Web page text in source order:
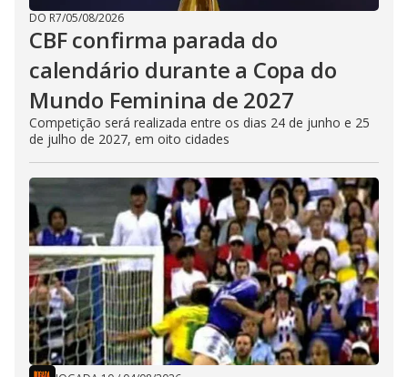
DO R7/05/08/2026
CBF confirma parada do
calendário durante a Copa do
Mundo Feminina de 2027
Competição será realizada entre os dias 24 de junho e 25
de julho de 2027, em oito cidades